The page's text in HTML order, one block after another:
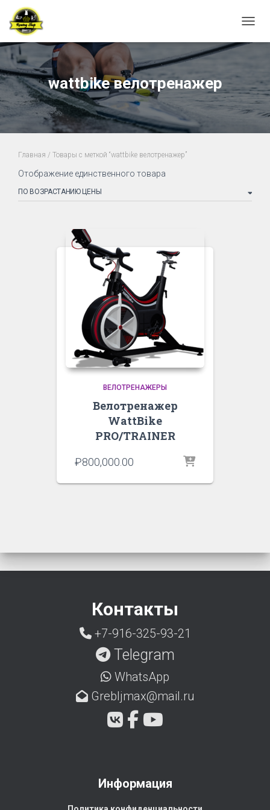
wattbike велотренажер
Главная / Товары с меткой “wattbike велотренажер”
Отображение единственного товара
ВЕЛОТРЕНАЖЕРЫ
Велотренажер
WattBike
PRO/TRAINER
₽800,000.00
Контакты
+7-916-325-93-21
Telegram
WhatsApp
Grebljmax@mail.ru
Информация